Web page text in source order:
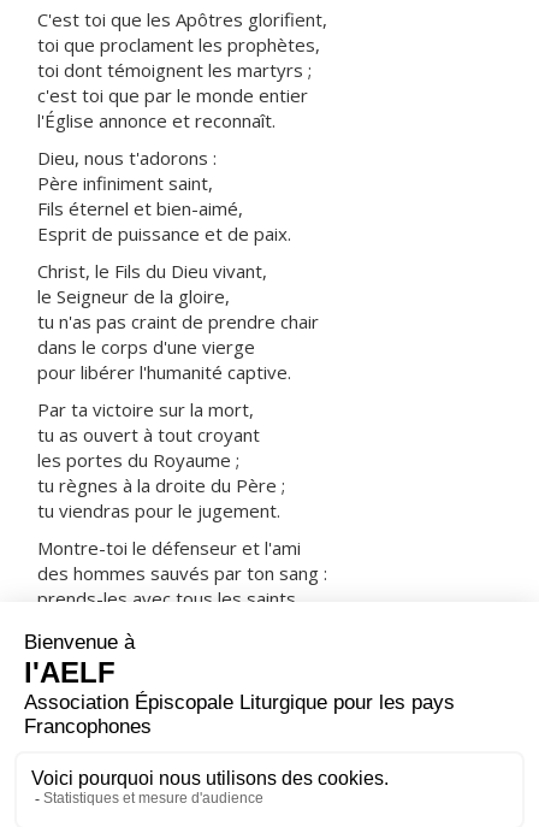
C'est toi que les Apôtres glorifient,
toi que proclament les prophètes,
toi dont témoignent les martyrs ;
c'est toi que par le monde entier
l'Église annonce et reconnaît.
Dieu, nous t'adorons :
Père infiniment saint,
Fils éternel et bien-aimé,
Esprit de puissance et de paix.
Christ, le Fils du Dieu vivant,
le Seigneur de la gloire,
tu n'as pas craint de prendre chair
dans le corps d'une vierge
pour libérer l'humanité captive.
Par ta victoire sur la mort,
tu as ouvert à tout croyant
les portes du Royaume ;
tu règnes à la droite du Père ;
tu viendras pour le jugement.
Montre-toi le défenseur et l'ami
des hommes sauvés par ton sang :
prends-les avec tous les saints
ORAISON
Dieu qui choisis des pierres vivantes pour bâtir la
demeure éternelle de ta gloire, fais abonder dans ton
peuple qui t'appartient ne cesse pas de progresser
pour l'édification de la Jérusalem céleste.